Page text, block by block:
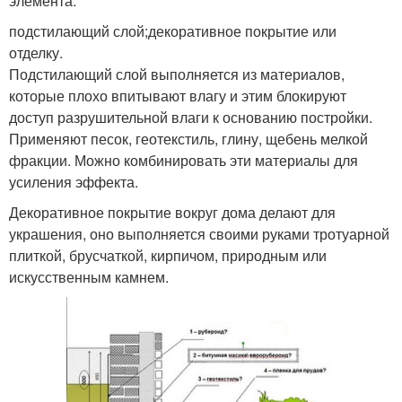
подстилающий слой;декоративное покрытие или
отделку.
Подстилающий слой выполняется из материалов,
которые плохо впитывают влагу и этим блокируют
доступ разрушительной влаги к основанию постройки.
Применяют песок, геотекстиль, глину, щебень мелкой
фракции. Можно комбинировать эти материалы для
усиления эффекта.
Декоративное покрытие вокруг дома делают для
украшения, оно выполняется своими руками тротуарной
плиткой, брусчаткой, кирпичом, природным или
искусственным камнем.